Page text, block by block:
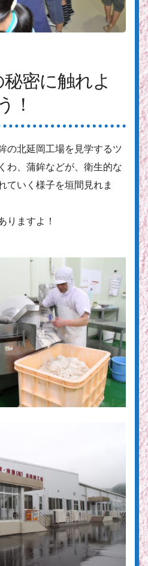
密に触れよ
う！
の北延岡工場を見学するツ
わ、蒲鉾などが、衛生的な
ていく様子を垣間見れま
りますよ！